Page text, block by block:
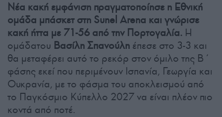
Νέα κακή εμφάνιση πραγματοποίησε η Εθνική
ομάδα μπάσκετ στη Sunel Arena και γνώρισε
κακή ήττα με 71-56 από την Πορτογαλία. Η
ομάδατου Βασίλη Σπανούλη έπεσε στο 3-3 και
θα μεταφέρει αυτό το ρεκόρ στον όμιλο της Β΄
φάσης εκεί που περιμένουν Ισπανία, Γεωργία και
Ουκρανία, με το φάσμα του αποκλεισμού από
το Παγκόσμιο Κύπελλο 2027 να είναι πλέον πιο
κοντά από ποτέ.